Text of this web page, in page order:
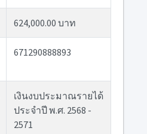
624,000.00 บาท
671290888893
เงินงบประมาณรายได้
ประจำปี พ.ศ. 2568 -
2571